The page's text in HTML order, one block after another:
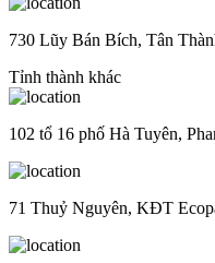
730 Lũy Bán Bích, Tân
Tỉnh thành khác
102 tổ 16 phố Hà Tuyên,
71 Thuỷ Nguyên, KĐT